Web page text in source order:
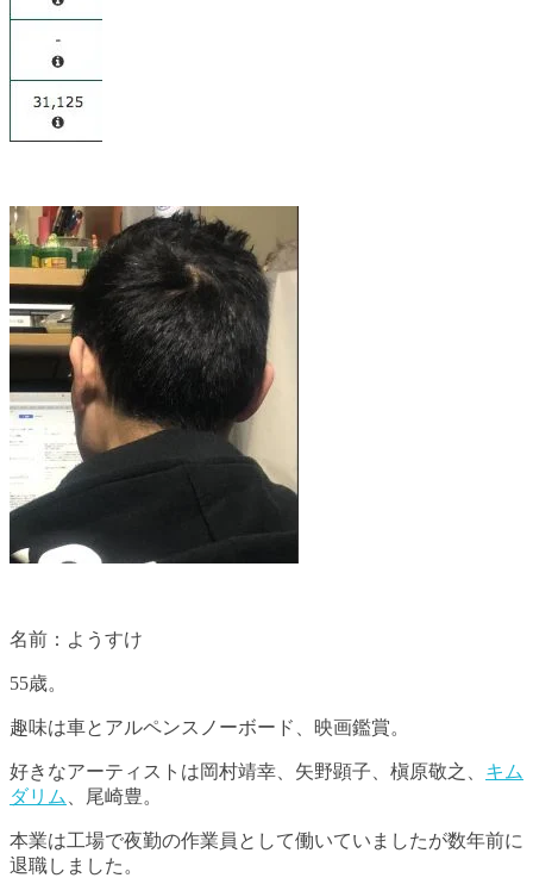
名前：ようすけ
55歳。
趣味は車とアルペンスノーボード、映画鑑賞。
好きなアーティストは岡村靖幸、矢野顕子、槇原敬之、 キム
ダリム
、尾崎豊。
本業は工場で夜勤の作業員として働いていましたが数年前に
退職しました。